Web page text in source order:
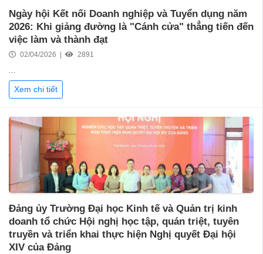
Ngày hội Kết nối Doanh nghiệp và Tuyển dụng năm
2026: Khi giảng đường là "Cánh cửa" thẳng tiến đến
việc làm và thành đạt
02/04/2026 | 2891
...
Xem chi tiết
Đảng ủy Trường Đại học Kinh tế và Quản trị kinh
doanh tổ chức Hội nghị học tập, quán triệt, tuyên
truyền và triển khai thực hiện Nghị quyết Đại hội
XIV của Đảng